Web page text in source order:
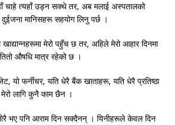
चाहे त्यहाँ उड्न सक्थे तर, अब मलाई अस्पतालको
दुईजना मानिसहरू सहयोग लिनु पर्छ ।
मेरो पहुँच छ तर, अहिले मेरो आहार दिनमा
औषधि मात्र रहेको छ ।
यो फर्नीचर, यति धेरै बैंक खाताहरू, यति धेरै प्रतिष्ठा
मेरो लागि कुनै काम छैन ।
भए पनि आराम दिन सक्दैनन् । यिनीहरूले केवल दिन